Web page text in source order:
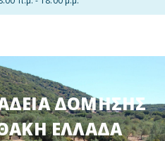
ΔΌΜΗΣΗΣ
ΕΛΛΆΔΑ